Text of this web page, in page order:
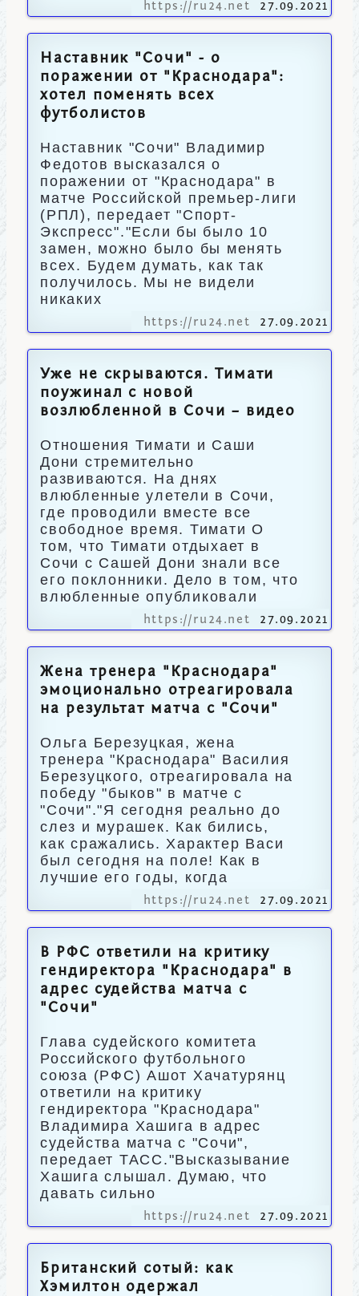
https://ru24.net 27.09.2021
Наставник "Сочи" - о
поражении от "Краснодара":
хотел поменять всех
футболистов
Наставник "Сочи" Владимир
Федотов высказался о
поражении от "Краснодара" в
матче Российской премьер-лиги
(РПЛ), передает "Спорт-
Экспресс"."Если бы было 10
замен, можно было бы менять
всех. Будем думать, как так
получилось. Мы не видели
никаких
https://ru24.net 27.09.2021
Уже не скрываются. Тимати
поужинал с новой
возлюбленной в Сочи – видео
Отношения Тимати и Саши
Дони стремительно
развиваются. На днях
влюбленные улетели в Сочи,
где проводили вместе все
свободное время. Тимати О
том, что Тимати отдыхает в
Сочи с Сашей Дони знали все
его поклонники. Дело в том, что
влюбленные опубликовали
https://ru24.net 27.09.2021
Жена тренера "Краснодара"
эмоционально отреагировала
на результат матча с "Сочи"
Ольга Березуцкая, жена
тренера "Краснодара" Василия
Березуцкого, отреагировала на
победу "быков" в матче с
"Сочи"."Я сегодня реально до
слез и мурашек. Как бились,
как сражались. Характер Васи
был сегодня на поле! Как в
лучшие его годы, когда
https://ru24.net 27.09.2021
В РФС ответили на критику
гендиректора "Краснодара" в
адрес судейства матча с
"Сочи"
Глава судейского комитета
Российского футбольного
союза (РФС) Ашот Хачатурянц
ответили на критику
гендиректора "Краснодара"
Владимира Хашига в адрес
судейства матча с "Сочи",
передает ТАСС."Высказывание
Хашига слышал. Думаю, что
давать сильно
https://ru24.net 27.09.2021
Британский сотый: как
Хэмилтон одержал